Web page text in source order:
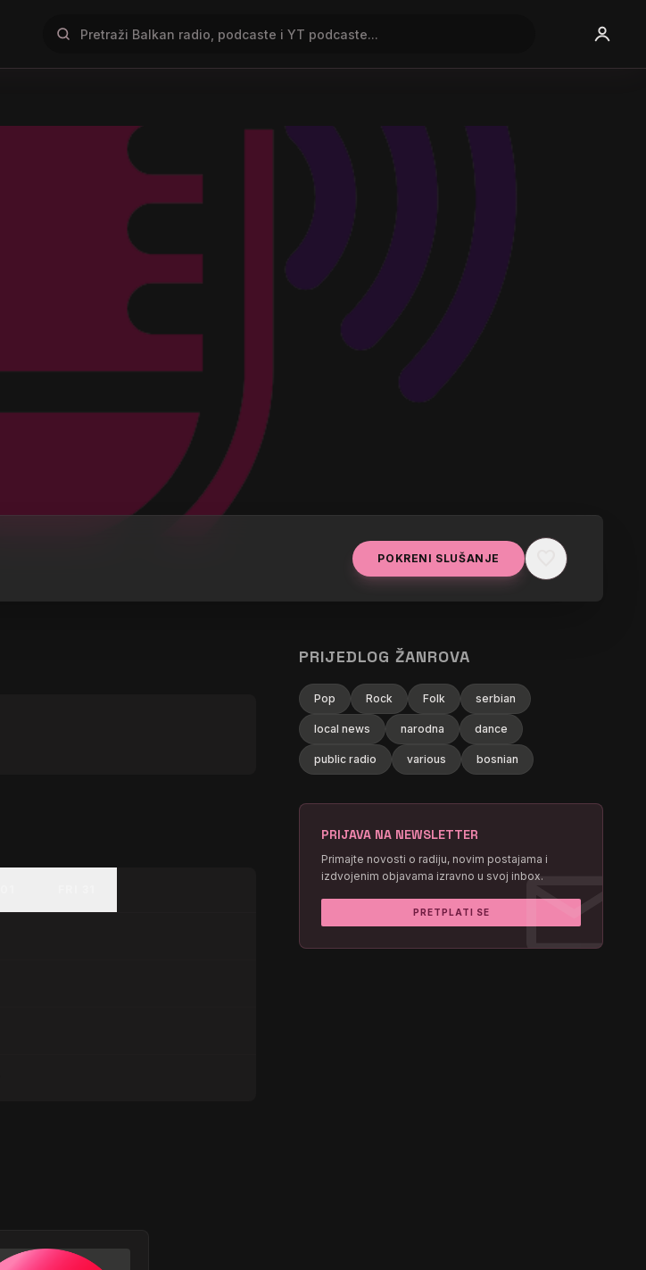
POKRENI SLUŠANJE
PRIJEDLOG ŽANROVA
Pop Rock Folk serbian
local news narodna dance
public radio various bosnian
mail
PRIJAVA NA NEWSLETTER
Primajte novosti o radiju, novim postajama i
izdvojenim objavama izravno u svoj inbox.
PRETPLATI SE